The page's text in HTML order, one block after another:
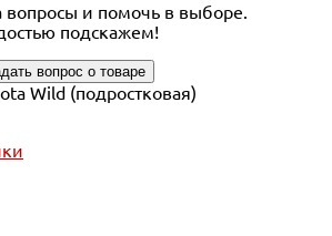
вопросы и помочь в выборе.
подскажем!
вопрос о товаре
Wild (подростковая)